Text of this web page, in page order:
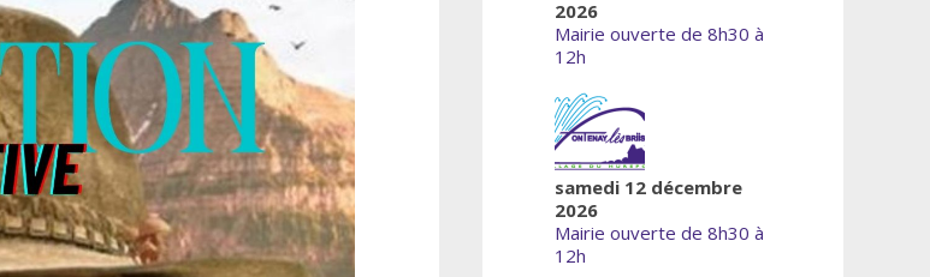
2026
Mairie ouverte de 8h30 à
12h
samedi 12 décembre
2026
Mairie ouverte de 8h30 à
12h